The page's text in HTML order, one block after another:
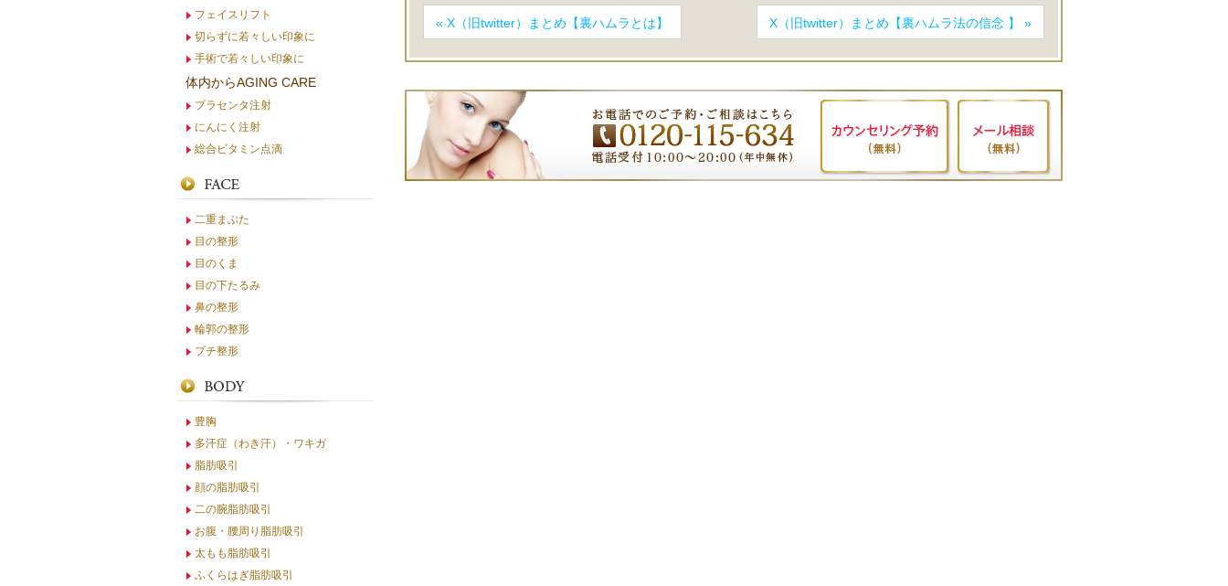
« X（旧twitter）まとめ【裏ハムラとは】 X（旧twitter）まとめ【裏ハムラ法の信念 】 »
フェイスリフト
切らずに若々しい印象に
手術で若々しい印象に
体内からAGING CARE
プラセンタ注射
にんにく注射
総合ビタミン点滴
二重まぶた
目の整形
目のくま
目の下たるみ
鼻の整形
輪郭の整形
プチ整形
豊胸
多汗症（わき汗）・ワキガ
脂肪吸引
顔の脂肪吸引
二の腕脂肪吸引
お腹・腰周り脂肪吸引
太もも脂肪吸引
ふくらはぎ脂肪吸引